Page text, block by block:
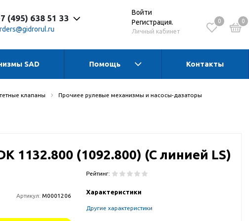
(495) 638 51 33
С 8:30 до 17:30 Пн-Чт
Войти
Регистрация.
Личный кабинет
0 0
SAD Помощь Контакты
клапаны
Прочиее рулевые механизмы и насосы-дазаторы
1132.800 (1092.800) (C линией LS)
Артикул: М0001206 Характеристики
Другие характеристики
Рейтинг: